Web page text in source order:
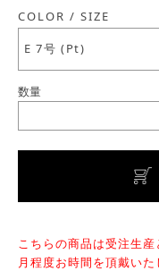
COLOR / SIZE
E 7号 (Pt)
数量
こちらの商品は受注生
月程度お時間を頂戴い